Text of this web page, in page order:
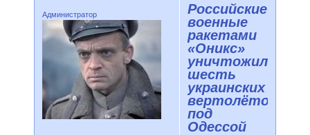
Администратор
Российские
военные
ракетами
«Оникс»
уничтожили
шесть
украинских
вертолётов
под
Одессой